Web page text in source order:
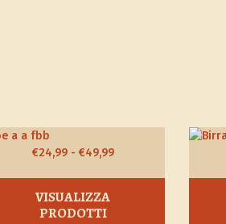
€24,99 - €49,99Fascia
VISUALIZZA
PRODOTTI